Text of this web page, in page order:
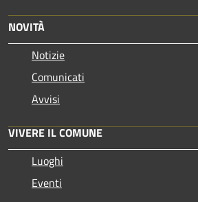
NOVITÀ
Notizie
Comunicati
Avvisi
VIVERE IL COMUNE
Luoghi
Eventi